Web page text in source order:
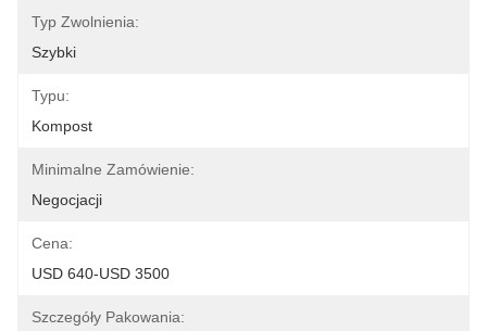
Typ Zwolnienia:
Szybki
Typu:
Kompost
Minimalne Zamówienie:
Negocjacji
Cena:
USD 640-USD 3500
Szczegóły Pakowania: